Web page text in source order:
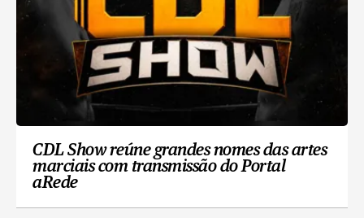
CDL Show reúne grandes nomes das artes
marciais com transmissão do Portal
aRede